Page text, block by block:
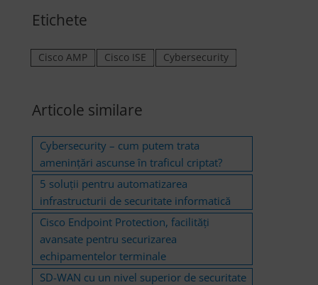
Etichete
Cisco AMP Cisco ISE Cybersecurity
Articole similare
Cybersecurity – cum putem trata
amenințări ascunse în traficul criptat?
5 soluții pentru automatizarea
infrastructurii de securitate informatică
Cisco Endpoint Protection, facilități
avansate pentru securizarea
echipamentelor terminale
SD-WAN cu un nivel superior de securitate